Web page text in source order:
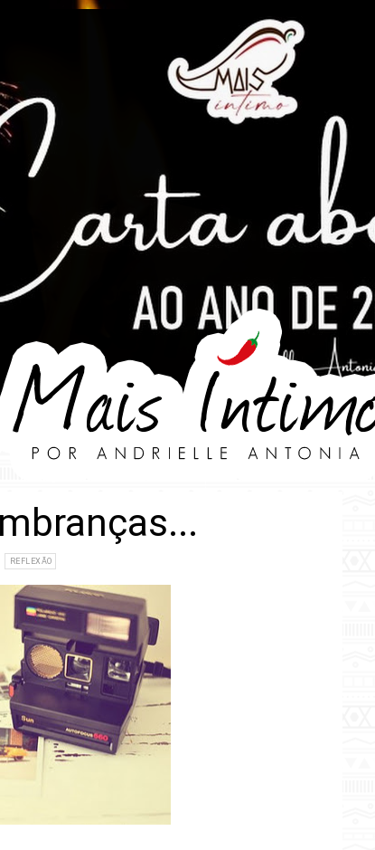
REFLEXÃO